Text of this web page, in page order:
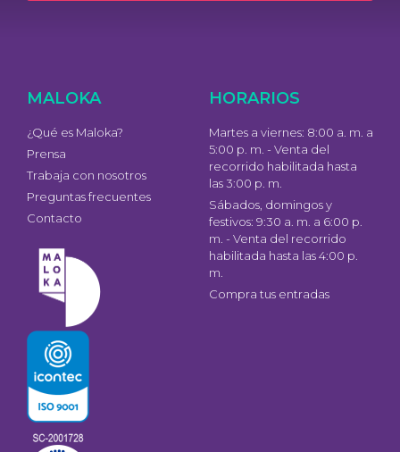
MALOKA
¿Qué es Maloka?
Prensa
Trabaja con nosotros
Preguntas frecuentes
Contacto
HORARIOS
Martes a viernes: 8:00 a. m. a
5:00 p. m. - Venta del
recorrido habilitada hasta
las 3:00 p. m.
Sábados, domingos y
festivos: 9:30 a. m. a 6:00 p.
m. - Venta del recorrido
habilitada hasta las 4:00 p.
m.
Compra tus entradas